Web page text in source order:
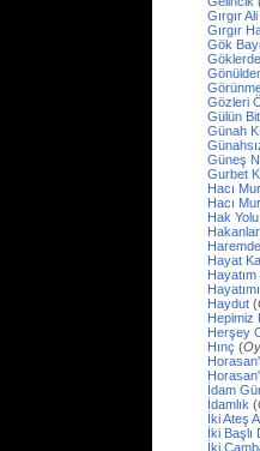
Gırgır Ali
Gırgır
Gök
Gözleri
Gülün
Günah
Güneş
Gurbet
Hacı
Hacı
Hak Yolu
Hayat
Haydut (
Hepimiz
Herşey
Hınç (
İdam
İdamlık (
İki Ateş
İki Başlı
İki